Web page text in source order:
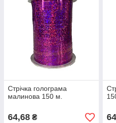
Стрічка голограма
малинова 150 м.
64,68 ₴